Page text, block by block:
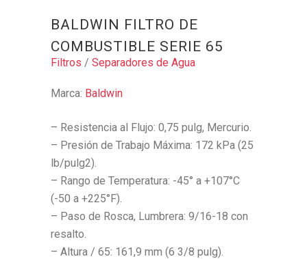
BALDWIN FILTRO DE
COMBUSTIBLE SERIE 65
Filtros / Separadores de Agua
Marca: Baldwin
– Resistencia al Flujo: 0,75 pulg, Mercurio.
– Presión de Trabajo Máxima: 172 kPa (25
lb/pulg2).
– Rango de Temperatura: -45° a +107°C
(-50 a +225°F).
– Paso de Rosca, Lumbrera: 9/16-18 con
resalto.
– Altura / 65: 161,9 mm (6 3/8 pulg).